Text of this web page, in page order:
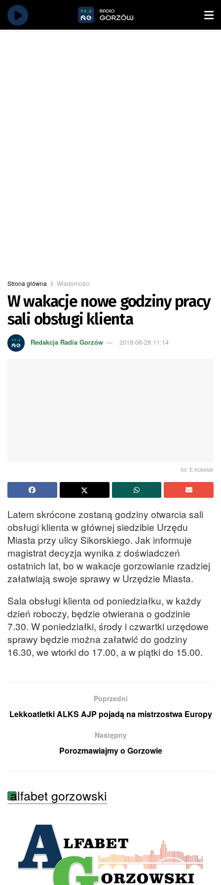
Strona główna Wiadomości
W wakacje nowe godziny pracy
sali obsługi klienta
Redakcja Radia Gorzów 2018-06-28 11:14
fot: E.Kobelak
Latem skrócone zostaną godziny otwarcia sali
obsługi klienta w głównej siedzibie Urzędu
Miasta przy ulicy Sikorskiego. Jak informuje
magistrat decyzja wynika z doświadczeń
ostatnich lat, bo w wakacje gorzowianie rzadziej
załatwiają swoje sprawy w Urzędzie Miasta.
Sala obsługi klienta od poniedziałku, w każdy
dzień roboczy, będzie otwierana o godzinie
7.30. W poniedziałki, środy i czwartki urzędowe
sprawy będzie można załatwić do godziny
16.30, we wtorki do 17.00, a w piątki do 15.00.
Poprzedni
Lekkoatletki ALKS AJP pojadą na mistrzostwa Europy
Następny
Porozmawiajmy o Gorzowie
alfabet gorzowski